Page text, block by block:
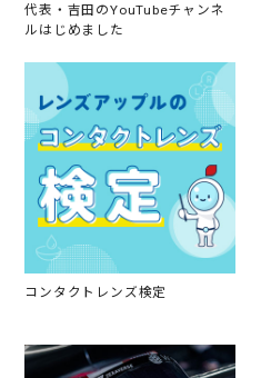
代表・吉田のYouTubeチャンネ
ルはじめました
コンタクトレンズ検定